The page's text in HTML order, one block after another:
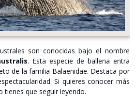
son conocidas bajo el nombre
. Esta especie de ballena entra
de la familia Balaenidae. Destaca por
Si quieres conocer más
tienes que seguir leyendo.